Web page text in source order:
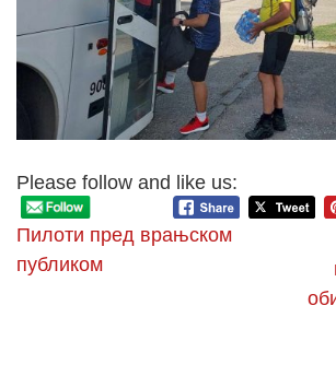
Please follow and like us:
Пилоти пред врањском
публиком